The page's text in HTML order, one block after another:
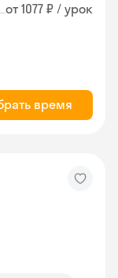
от 1077 ₽ / урок
время